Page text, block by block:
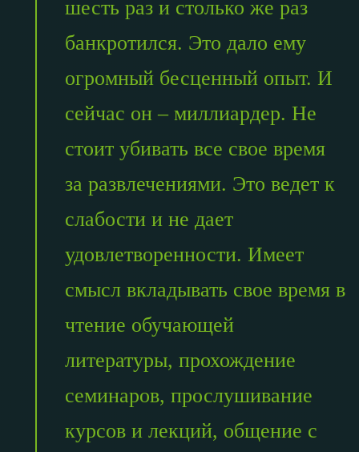
шесть раз и столько же раз
банкротился. Это дало ему
огромный бесценный опыт. И
сейчас он – миллиардер. Не
стоит убивать все свое время
за развлечениями. Это ведет к
слабости и не дает
удовлетворенности. Имеет
смысл вкладывать свое время в
чтение обучающей
литературы, прохождение
семинаров, прослушивание
курсов и лекций, общение с